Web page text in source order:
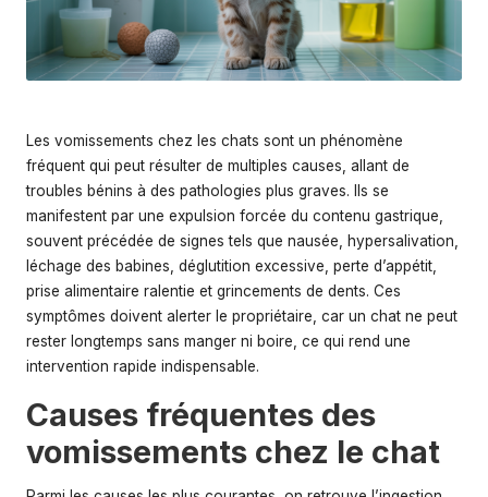
Les vomissements chez les chats sont un phénomène
fréquent qui peut résulter de multiples causes, allant de
troubles bénins à des pathologies plus graves. Ils se
manifestent par une expulsion forcée du contenu gastrique,
souvent précédée de signes tels que nausée, hypersalivation,
léchage des babines, déglutition excessive, perte d’appétit,
prise alimentaire ralentie et grincements de dents. Ces
symptômes doivent alerter le propriétaire, car un chat ne peut
rester longtemps sans manger ni boire, ce qui rend une
intervention rapide indispensable.
Causes fréquentes des
vomissements chez le chat